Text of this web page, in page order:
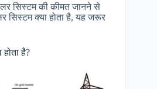
सिस्टम की कीमत जानने से
क्या होता है, यह जरूर
है?